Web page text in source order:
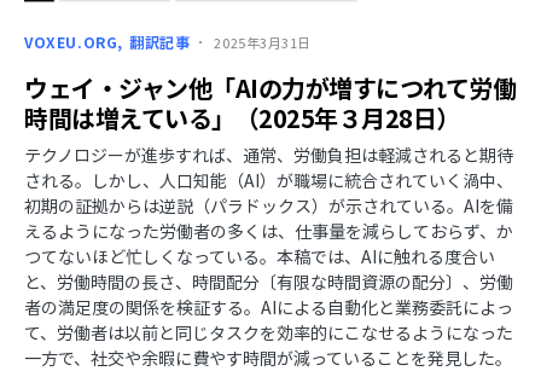
VOXEU.ORG 翻訳記事 2025年3月31日
ウェイ・ジャン他「AIの力が増すにつれて労働
時間は増えている」（2025年３月28日）
テクノロジーが進歩すれば、通常、労働負担は軽減されると期待
される。しかし、人口知能（AI）が職場に統合されていく渦中、
初期の証拠からは逆説（パラドックス）が示されている。AIを備
えるようになった労働者の多くは、仕事量を減らしておらず、か
つてないほど忙しくなっている。本稿では、AIに触れる度合い
と、労働時間の長さ、時間配分〔有限な時間資源の配分〕、労働
者の満足度の関係を検証する。AIによる自動化と業務委託によっ
て、労働者は以前と同じタスクを効率的にこなせるようになった
一方で、社交や余暇に費やす時間が減っていることを発見した。